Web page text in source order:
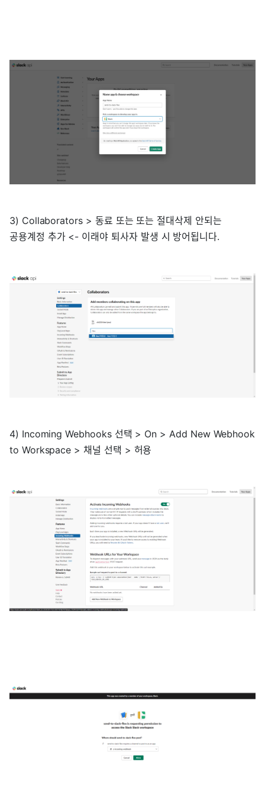
3) Collaborators > 동료 또는 또는 절대삭제 안되는
공용계정 추가 <- 이래야 퇴사자 발생 시 방어됩니다.
4) Incoming Webhooks 선택 > On > Add New Webhook
to Workspace > 채널 선택 > 허용